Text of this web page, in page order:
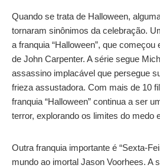
Quando se trata de Halloween,
tornaram sinônimos da celebração.
a franquia “Halloween”, que
de John Carpenter. A série segue
assassino implacável que persegue
frieza assustadora. Com mais de 10
franquia “Halloween” continua a ser
terror, explorando os limites do medo
Outra franquia importante é “Sexta-
mundo ao imortal Jason Voorhees. A